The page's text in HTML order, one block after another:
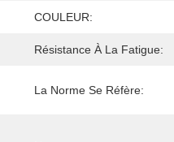
COULEUR:
Résistance À La Fatigue:
La Norme Se Réfère: